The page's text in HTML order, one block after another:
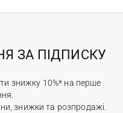
ЗА ПІДПИСКУ
знижку 10%* на перше
знижки та розпродажі.